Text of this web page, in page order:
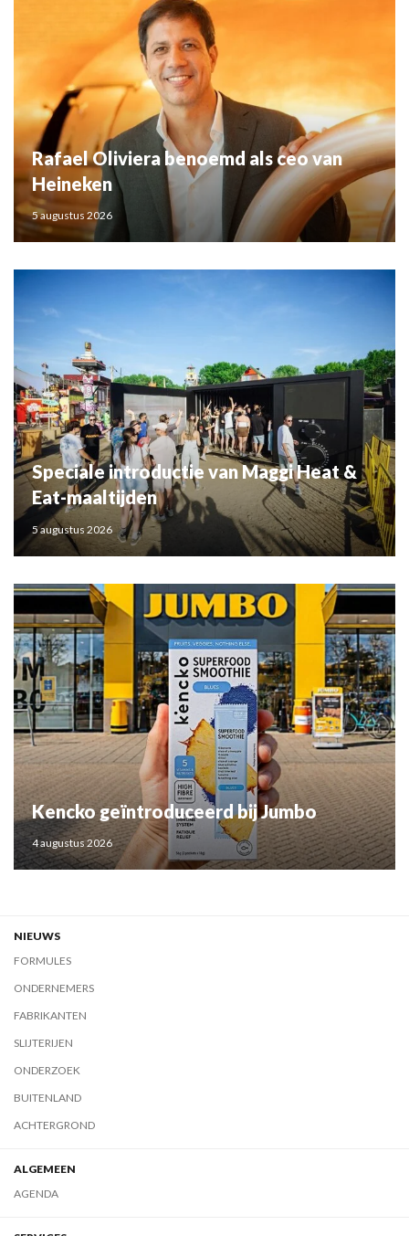
Rafael Oliviera benoemd als ceo van
Heineken
5 augustus 2026
Speciale introductie van Maggi Heat &
Eat-maaltijden
5 augustus 2026
Kencko geïntroduceerd bij Jumbo
4 augustus 2026
NIEUWS
FORMULES
ONDERNEMERS
FABRIKANTEN
SLIJTERIJEN
ONDERZOEK
BUITENLAND
ACHTERGROND
ALGEMEEN
AGENDA